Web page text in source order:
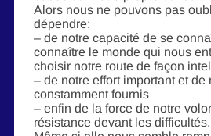
Alors nous ne pouvons pas
dépendre:
– de notre capacité de se
connaître le monde qui nous
choisir notre route de façon
– de notre effort important et de
constamment fournis
– enfin de la force de notre
résistance devant les difficultés.